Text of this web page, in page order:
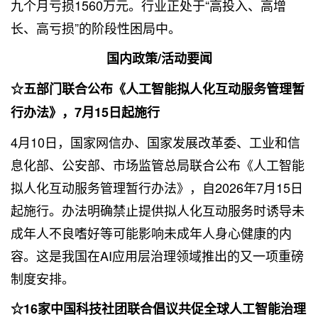
九个月亏损1560万元。行业正处于“高投入、高增
长、高亏损”的阶段性困局中。
国内政策/活动要闻
☆五部门联合公布《人工智能拟人化互动服务管理暂
行办法》，7月15日起施行
4月10日，国家网信办、国家发展改革委、工业和信
息化部、公安部、市场监管总局联合公布《人工智能
拟人化互动服务管理暂行办法》，自2026年7月15日
起施行。办法明确禁止提供拟人化互动服务时诱导未
成年人不良嗜好等可能影响未成年人身心健康的内
容。这是我国在AI应用层治理领域推出的又一项重磅
制度安排。
☆16家中国科技社团联合倡议共促全球人工智能治理